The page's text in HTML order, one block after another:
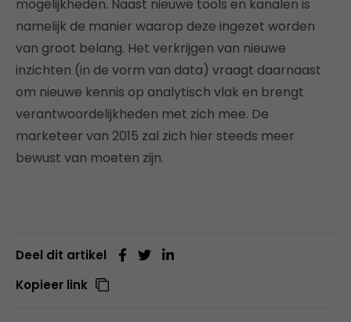
mogelijkheden. Naast nieuwe tools en kanalen is
namelijk de manier waarop deze ingezet worden
van groot belang. Het verkrijgen van nieuwe
inzichten (in de vorm van data) vraagt daarnaast
om nieuwe kennis op analytisch vlak en brengt
verantwoordelijkheden met zich mee. De
marketeer van 2015 zal zich hier steeds meer
bewust van moeten zijn.
Deel dit artikel
Kopieer link